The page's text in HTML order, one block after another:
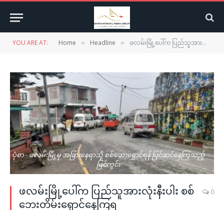
YOU ARE AT: Home » Headline » ဖလမ်းမြို့ပေါ်က ပြည်သူအားလုံးနီးပါး စစ်ဘေးတိမ်းရှောင်နေကြရ
ပုံစာ - ဖလမ်းမြို့မှ အခြားနေရာသို့ စစ်ဘေးရှောင်ရန် ပြင်ဆင်နေကြသည့်
မြင်ကွင်း
ဖလမ်းမြို့ပေါ်က ပြည်သူအားလုံးနီးပါး စစ်
ဘေးတိမ်းရှောင်နေကြရ
0